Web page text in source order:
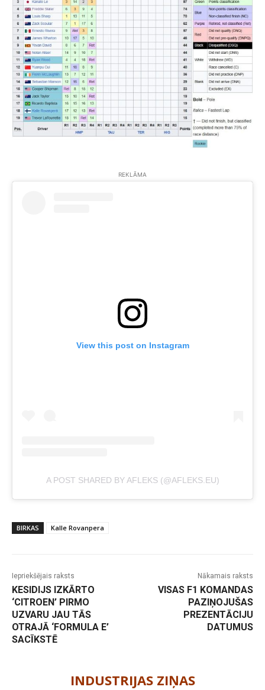
REKLĀMA
View this post on Instagram
A POST SHARED BY AFLEKS (@AFLEKS.EU)
BIRKAS Kalle Rovanpera
Iepriekšējais raksts
KESIDIJS IZKĀRTO
‘CITROEN’ PIRMO
UZVARU JAU TĀS
OTRAJĀ ‘FORMULA E’
SACĪKSTĒ
Nākamais raksts
VISAS F1 KOMANDAS
PAZIŅOJUŠAS
PREZENTĀCIJU
DATUMUS
INDUSTRIJAS ZIŅAS